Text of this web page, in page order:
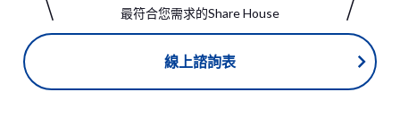
最符合您需求的Share House
線上諮詢表